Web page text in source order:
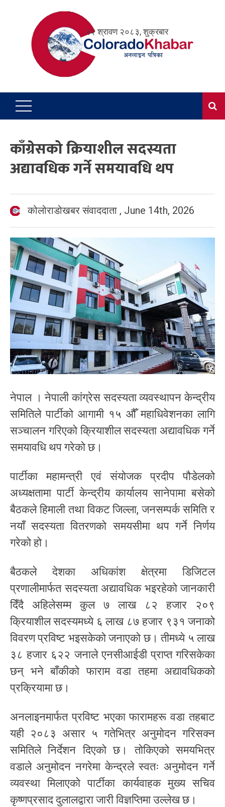
२२ श्रावण २०८३, शुक्रबार
काँग्रेसको क्रियाशील सदस्यता
अद्यावधिक गर्ने समयावधि थप
कोलोराडोखबर संवाददाता , June 14th, 2026
नेपाल । नेपाली कांग्रेस सदस्यता व्यवस्थापन केन्द्रीय
समितिले पार्टीको आगामी १५ औँ महाधिवेशनका लागि
सञ्चालन गरिएको क्रियाशील सदस्यता अद्यावधिक गर्ने
समयावधि थप गरेको छ।
पार्टीका महामन्त्री एवं संयोजक प्रदीप पौडेलको
अध्यक्षतामा पार्टी केन्द्रीय कार्यालय सानेपामा बसेको
बैठकले हिमाली तथा विकट जिल्ला, जनसम्पर्क समिति र
नयाँ सदस्यता वितरणको समयसीमा थप गर्ने निर्णय
गरेको हो।
बैठकले देशका अधिकांश क्षेत्रमा डिजिटल
प्रणालीमार्फत सदस्यता अद्यावधिक भइरहेको जानकारी
दिँदै अहिलेसम्म कुल ७ लाख ८२ हजार २०९
क्रियाशील सदस्यमध्ये ६ लाख ८७ हजार ९३१ जनाको
विवरण प्रविष्ट भइसकेको जनाएको छ। तीमध्ये ५ लाख
३८ हजार ६२२ जनाले एनसीआईडी प्राप्त गरिसकेका
छन् भने बाँकीको फाराम वडा तहमा अद्यावधिकको
प्रक्रियामा छ।
अनलाइनमार्फत प्रविष्ट भएका फारामहरू वडा तहबाट
यही २०८३ असार ५ गतेभित्र अनुमोदन गरिसक्न
समितिले निर्देशन दिएको छ। तोकिएको समयभित्र
वडाले अनुमोदन नगरेमा केन्द्रले स्वतः अनुमोदन गर्ने
व्यवस्था मिलाएको पार्टीका कार्यवाहक मुख्य सचिव
कृष्णप्रसाद दुलालद्वारा जारी विज्ञप्तिमा उल्लेख छ।